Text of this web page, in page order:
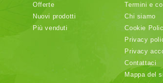
Offerte
Nuovi prodotti
Più venduti
Termini e
Chi siamo
Cookie
Privacy
Privacy
Contattaci
Mappa del